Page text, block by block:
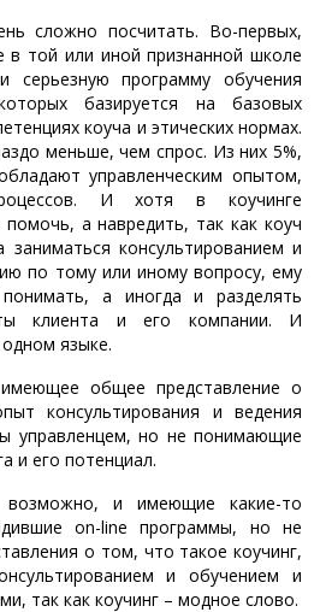
сложно посчитать. Во-первых,
в той или иной признанной школе
серьезную программу обучения
базируется на базовых
коуча и этических нормах.
меньше, чем спрос. Из них 5%,
управленческим опытом,
И хотя в коучинге
а навредить, так как коуч
консультированием и
по тому или иному вопросу, ему
а иногда и разделять
клиента и его компании. И
языке.
общее представление о
консультирования и ведения
управленцем, но не понимающие
и его потенциал.
и имеющие какие-то
on-line программы, но не
о том, что такое коучинг,
и обучением и
так как коучинг – модное слово.